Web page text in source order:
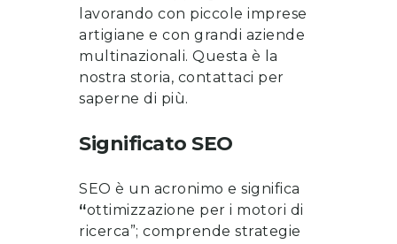
lavorando con piccole imprese
artigiane e con grandi aziende
multinazionali. Questa è la
nostra storia, contattaci per
saperne di più.
Significato SEO
SEO è un acronimo e significa
“ottimizzazione per i motori di
ricerca”; comprende strategie